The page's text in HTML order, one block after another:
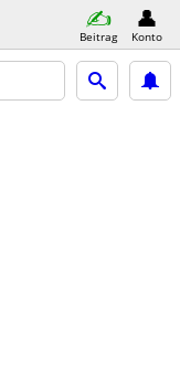
Beitrag Konto